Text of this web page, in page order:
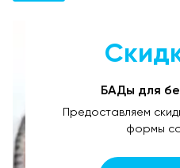
БАДы для
Предоставляем
формы